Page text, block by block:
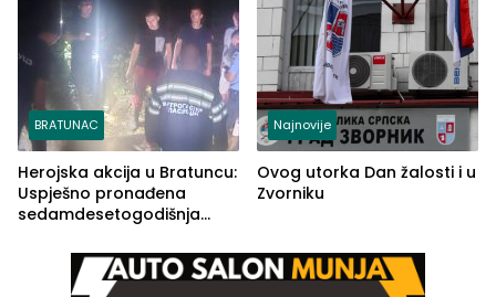
BRATUNAC
Herojska akcija u Bratuncu:
Uspješno pronađena
sedamdesetogodišnja
Kravice.
Najnovije
Ovog utorka Dan žalosti i u
Zvorniku